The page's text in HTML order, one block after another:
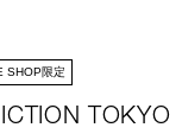
SHOP限定